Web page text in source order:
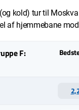
kold) tur til
af hjemmebane mod
F: